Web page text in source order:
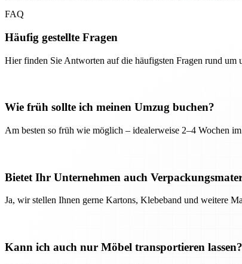
FAQ
Häufig gestellte Fragen
Hier finden Sie Antworten auf die häufigsten Fragen rund um
Wie früh sollte ich meinen Umzug buchen?
Am besten so früh wie möglich – idealerweise 2–4 Wochen
Bietet Ihr Unternehmen auch
Ja, wir stellen Ihnen gerne Kartons, Klebeband und weitere
Kann ich auch nur Möbel transportieren lassen?